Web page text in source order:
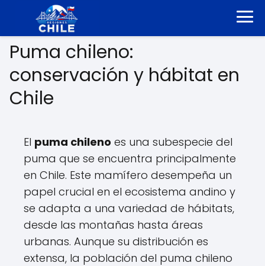
Puma chileno:
conservación y hábitat en
Chile
El puma chileno es una subespecie del
puma que se encuentra principalmente
en Chile. Este mamífero desempeña un
papel crucial en el ecosistema andino y
se adapta a una variedad de hábitats,
desde las montañas hasta áreas
urbanas. Aunque su distribución es
extensa, la población del puma chileno